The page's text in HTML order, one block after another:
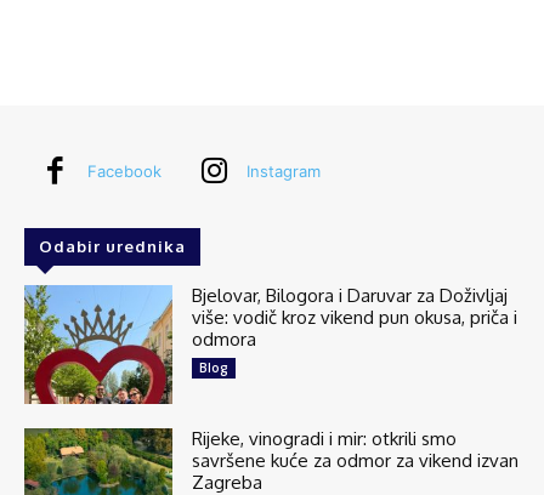
Facebook Instagram
Odabir urednika
Bjelovar, Bilogora i Daruvar za Doživljaj
više: vodič kroz vikend pun okusa, priča i
odmora
Blog
Rijeke, vinogradi i mir: otkrili smo
savršene kuće za odmor za vikend izvan
Zagreba